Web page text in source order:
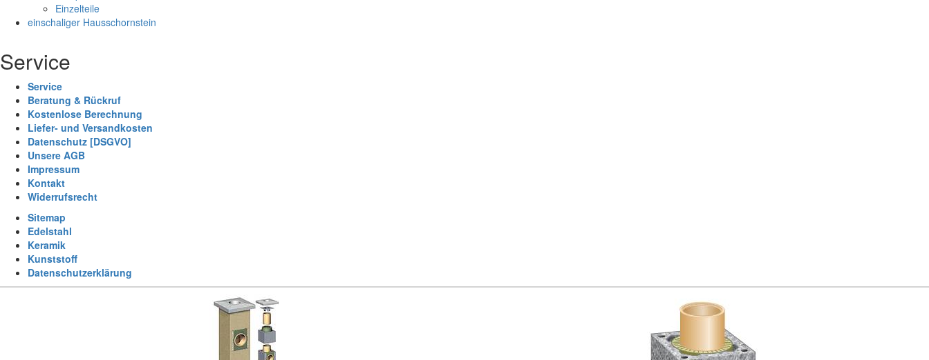
Einzelteile
einschaliger Hausschornstein
Service
Service
Beratung & Rückruf
Kostenlose Berechnung
Liefer- und Versandkosten
Datenschutz [DSGVO]
Unsere AGB
Impressum
Kontakt
Widerrufsrecht
Sitemap
Edelstahl
Keramik
Kunststoff
Datenschutzerklärung